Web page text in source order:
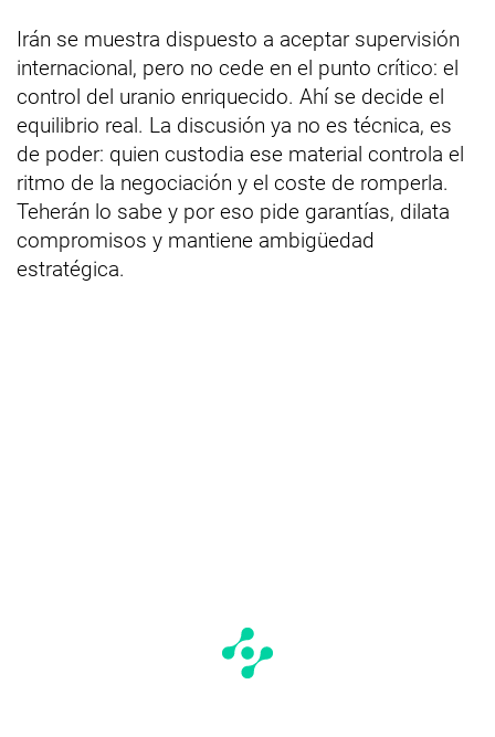
Irán se muestra dispuesto a aceptar supervisión
internacional, pero no cede en el punto crítico: el
control del uranio enriquecido. Ahí se decide el
equilibrio real. La discusión ya no es técnica, es
de poder: quien custodia ese material controla el
ritmo de la negociación y el coste de romperla.
Teherán lo sabe y por eso pide garantías, dilata
compromisos y mantiene ambigüedad
estratégica.